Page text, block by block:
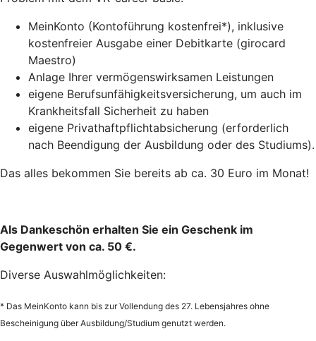
MeinKonto (Kontoführung kostenfrei*), inklusive
kostenfreier Ausgabe einer Debitkarte (girocard
Maestro)
Anlage Ihrer vermögenswirksamen Leistungen
eigene Berufsunfähigkeitsversicherung, um auch im
Krankheitsfall Sicherheit zu haben
eigene Privathaftpflichtabsicherung (erforderlich
nach Beendigung der Ausbildung oder des Studiums).
Das alles bekommen Sie bereits ab ca. 30 Euro im Monat!
Als Dankeschön erhalten Sie ein Geschenk im
Gegenwert von ca. 50 €.
Diverse Auswahlmöglichkeiten:
* Das MeinKonto kann bis zur Vollendung des 27. Lebensjahres ohne
Bescheinigung über Ausbildung/Studium genutzt werden.